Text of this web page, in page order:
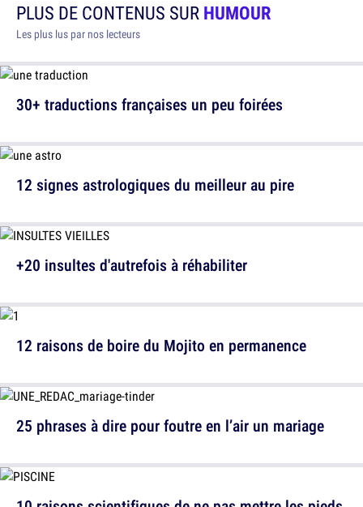
PLUS DE CONTENUS SURHUMOUR
Les plus lus par nos lecteurs
30+ traductions françaises un peu foirées
+20 insultes d'autrefois à réhabiliter
25 phrases à dire pour foutre en l’air un mariage
12 signes astrologiques du meilleur au pire
12 raisons de boire du Mojito en permanence